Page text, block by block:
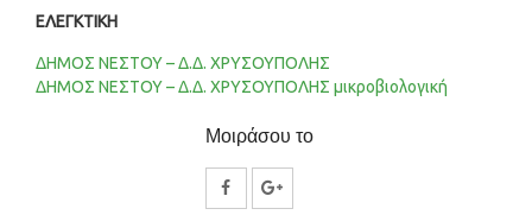
ΕΛΕΓΚΤΙΚΗ
ΔΗΜΟΣ ΝΕΣΤΟΥ – Δ.Δ. ΧΡΥΣΟΥΠΟΛΗΣ
ΔΗΜΟΣ ΝΕΣΤΟΥ – Δ.Δ. ΧΡΥΣΟΥΠΟΛΗΣ μικροβιολογική
Μοιράσου το
ΚοινοποίησηΚοινοποίηση